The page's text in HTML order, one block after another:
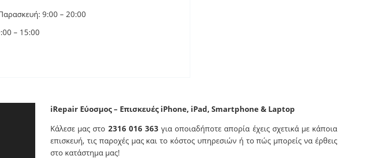
9:00 – 20:00
– 15:00
iRepair Εύοσμος – Επισκευές iPhone, iPad, Smartphone & Laptop
Κάλεσε μας στο 2316 016 363 για οποιαδήποτε απορία έχεις σχετικά με κάποια
επισκευή, τις παροχές μας και το κόστος υπηρεσιών ή το πώς μπορείς να έρθεις
στο κατάστημα μας!